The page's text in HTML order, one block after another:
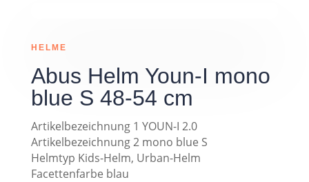
HELME
Abus Helm Youn-I mono
blue S 48-54 cm
Artikelbezeichnung 1 YOUN-I 2.0
Artikelbezeichnung 2 mono blue S
Helmtyp Kids-Helm, Urban-Helm
Facettenfarbe blau